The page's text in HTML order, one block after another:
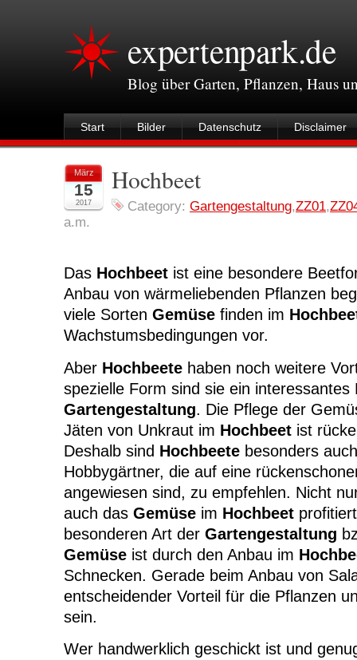
expertenpark.de
Blog über Garten, Pflanzen, Haus
Start Bilder Datenschutz Disclaimer
März
15
2017
Hochbeet
Category: Gartengestaltung,ZZ01,
a.m.
Das Hochbeet ist eine besondere
Anbau von wärmeliebenden Pflanzen
viele Sorten Gemüse finden im
Wachstumsbedingungen vor.
Aber Hochbeete haben noch weitere
spezielle Form sind sie ein interessantes
Gartengestaltung. Die Pflege der
Jäten von Unkraut im Hochbeet ist
Deshalb sind Hochbeete besonders
Hobbygärtner, die auf eine
angewiesen sind, zu empfehlen. Nicht
auch das Gemüse im Hochbeet
besonderen Art der Gartengestaltung
Gemüse ist durch den Anbau im
Schnecken. Gerade beim Anbau von
entscheidender Vorteil für die Pflanzen
sein.
Wer handwerklich geschickt ist und